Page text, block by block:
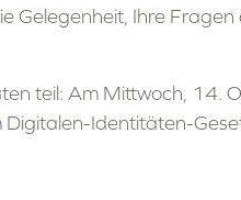
Gelegenheit, Ihre
teil: Am Mittwoch, 14.
Identitäten-